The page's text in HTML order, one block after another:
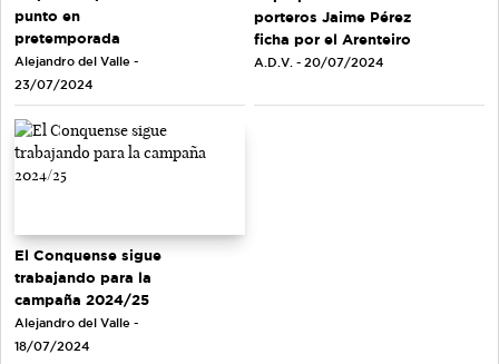
punto en
pretemporada
Alejandro del Valle -
23/07/2024
porteros Jaime Pérez
ficha por el Arenteiro
A.D.V. - 20/07/2024
El Conquense sigue
trabajando para la
campaña 2024/25
Alejandro del Valle -
18/07/2024